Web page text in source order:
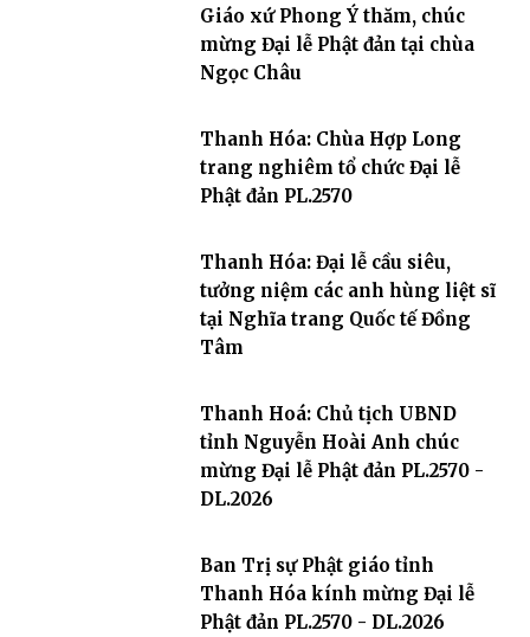
Giáo xứ Phong Ý thăm, chúc
mừng Đại lễ Phật đản tại chùa
Ngọc Châu
Thanh Hóa: Chùa Hợp Long
trang nghiêm tổ chức Đại lễ
Phật đản PL.2570
Thanh Hóa: Đại lễ cầu siêu,
tưởng niệm các anh hùng liệt sĩ
tại Nghĩa trang Quốc tế Đồng
Tâm
Thanh Hoá: Chủ tịch UBND
tỉnh Nguyễn Hoài Anh chúc
mừng Đại lễ Phật đản PL.2570 -
DL.2026
Ban Trị sự Phật giáo tỉnh
Thanh Hóa kính mừng Đại lễ
Phật đản PL.2570 - DL.2026